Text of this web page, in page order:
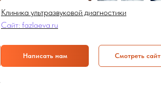
Смотреть сайт
Написать нам
Клиника ультразвуковой диагностики
Сайт: fazlaeva.ru